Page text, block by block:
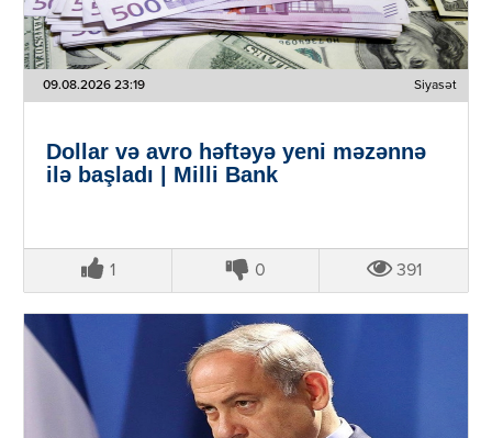
09.08.2026 23:19 Siyasət
Dollar və avro həftəyə yeni məzənnə
ilə başladı | Milli Bank
1 0 391